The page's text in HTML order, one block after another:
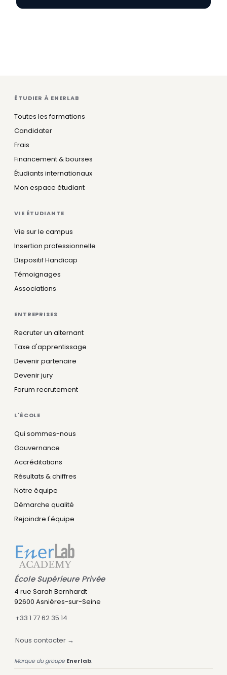
ÉTUDIER À ENERLAB
Toutes les formations
Candidater
Frais
Financement & bourses
Étudiants internationaux
Mon espace étudiant
VIE ÉTUDIANTE
Vie sur le campus
Insertion professionnelle
Dispositif Handicap
Témoignages
Associations
ENTREPRISES
Recruter un alternant
Taxe d'apprentissage
Devenir partenaire
Devenir jury
Forum recrutement
L'ÉCOLE
Qui sommes-nous
Gouvernance
Accréditations
Résultats & chiffres
Notre équipe
Démarche qualité
Rejoindre l'équipe
École Supérieure Privée
4 rue Sarah Bernhardt
92600 Asnières-sur-Seine
+33 1 77 62 35 14
Nous contacter →
Marque du groupeEnerlab.
Leny IA
Assistant IA · Disponible